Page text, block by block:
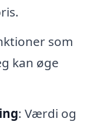
som
kan øge
: Værdi og